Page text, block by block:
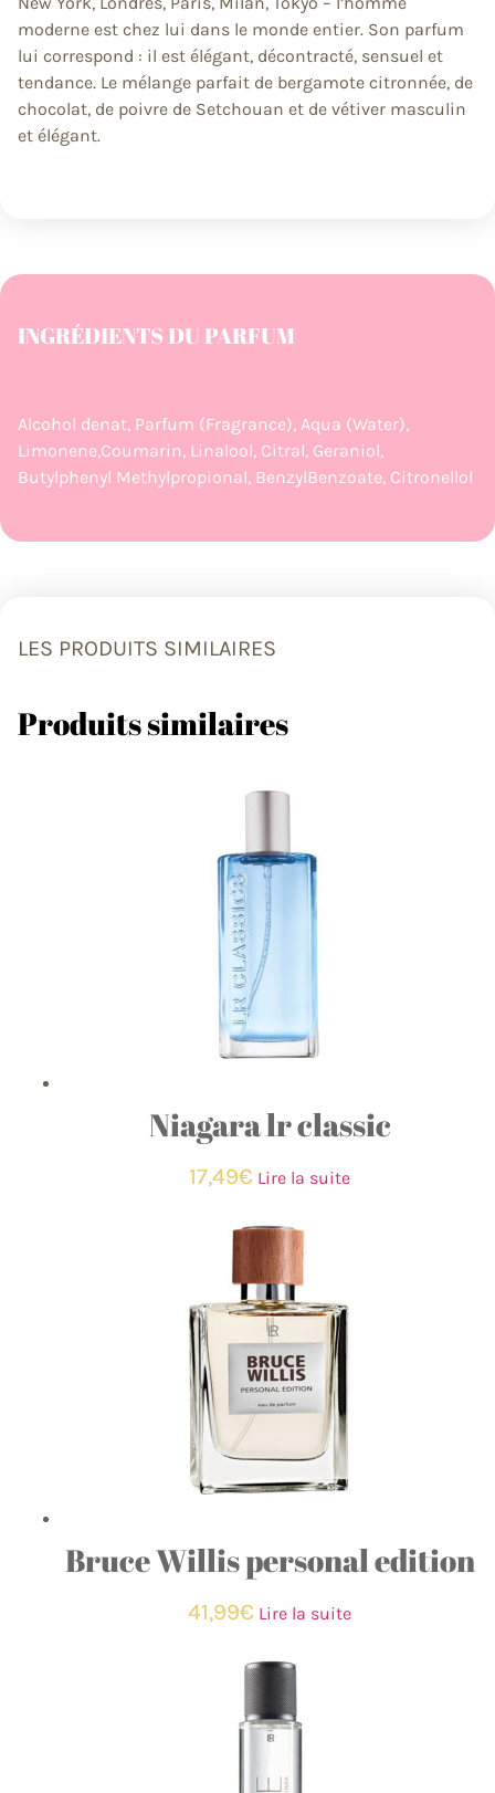
moderne est chez lui dans le monde entier. Son parfum
lui correspond : il est élégant, décontracté, sensuel et
tendance. Le mélange parfait de bergamote citronnée, de
chocolat, de poivre de Setchouan et de vétiver masculin
et élégant.
INGRÉDIENTS DU PARFUM
Alcohol denat, Parfum (Fragrance), Aqua (Water),
Limonene,Coumarin, Linalool, Citral, Geraniol,
Butylphenyl Methylpropional, BenzylBenzoate, Citronellol
LES PRODUITS SIMILAIRES
Produits similaires
Niagara lr classic
17,49€ Lire la suite
Bruce Willis personal edition
41,99€ Lire la suite